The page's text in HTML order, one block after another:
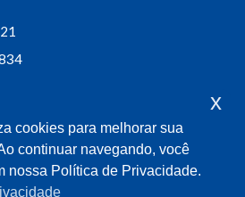
mandato
cookies para melhorar sua
continuar navegando, você
nossa Política de Privacidade.
x